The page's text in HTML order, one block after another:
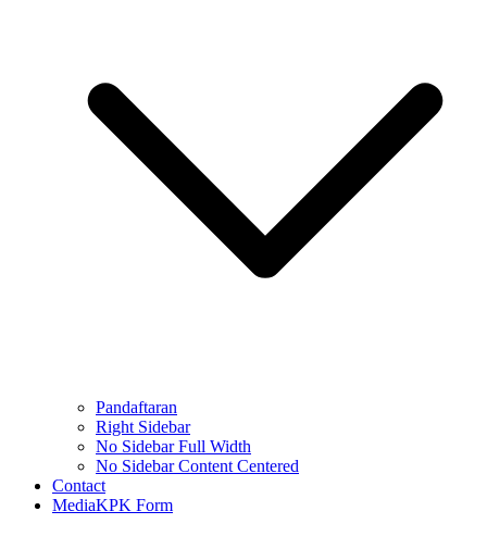
Pandaftaran
Right Sidebar
No Sidebar Full Width
No Sidebar Content Centered
Contact
MediaKPK Form